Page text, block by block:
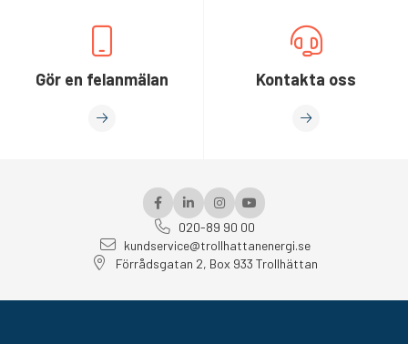
Gör en felanmälan Kontakta oss
020-89 90 00
kundservice@trollhattanenergi.se
Förrådsgatan 2, Box 933 Trollhättan